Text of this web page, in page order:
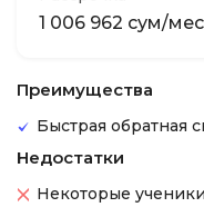
1 006 962 сум/мес
Преимущества
Быстрая обратная
Недостатки
Некоторые